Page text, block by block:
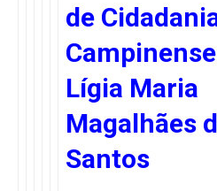
de
Lígia Maria
Magalhães
Santos